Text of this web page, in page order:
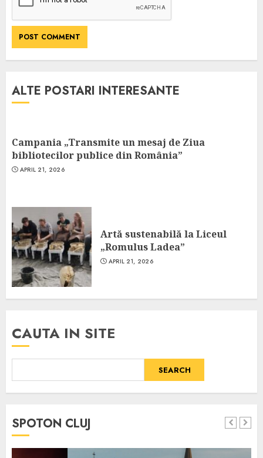
ALTE POSTARI INTERESANTE
Campania „Transmite un mesaj de Ziua
bibliotecilor publice din România”
APRIL 21, 2026
Artă sustenabilă la Liceul
„Romulus Ladea”
APRIL 21, 2026
CAUTA IN SITE
SEARCH
SPOTON CLUJ